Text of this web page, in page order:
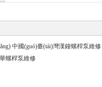
中國(guó)臺(tái)灣漢鐘螺桿泵維修
螺桿泵維修